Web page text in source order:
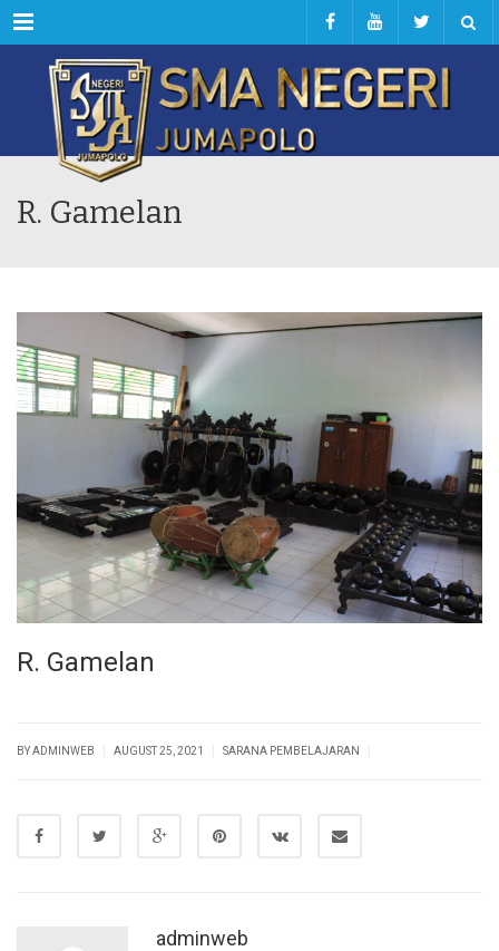
Menu
R. Gamelan
R. Gamelan
BYADMINWEB AUGUST 25, 2021 SARANA PEMBELAJARAN
adminweb